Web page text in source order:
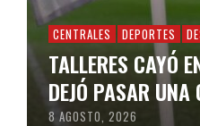
CENTRALES DEPORTES
TALLERES CAYÓ
DEJÓ PASAR UNA
8 AGOSTO, 2026